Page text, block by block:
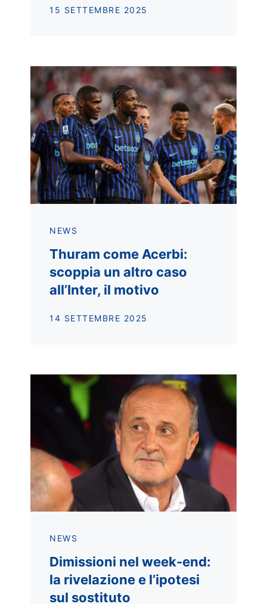
15 SETTEMBRE 2025
NEWS
Thuram come Acerbi:
scoppia un altro caso
all’Inter, il motivo
14 SETTEMBRE 2025
NEWS
Dimissioni nel week-end:
la rivelazione e l’ipotesi
sul sostituto